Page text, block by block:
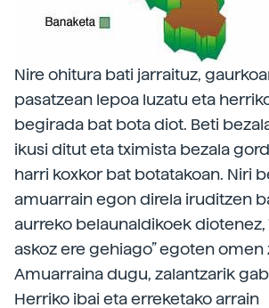
Nire ohitura bati jarraituz,
pasatzean lepoa luzatu eta
begirada bat bota diot. Beti
ikusi ditut eta tximista bezala
harri koxkor bat botatakoan. Niri
amuarrain egon direla iruditzen
aurreko belaunaldikoek diotenez,
askoz ere gehiago” egoten omen
Amuarraina dugu, zalantzarik
Herriko ibai eta erreketako arrain